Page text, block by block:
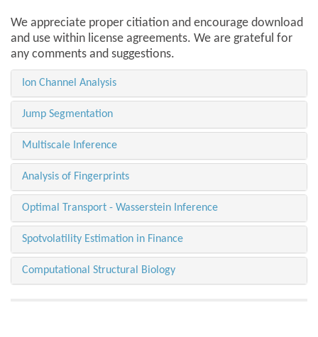
We appreciate proper citiation and encourage download
and use within license agreements. We are grateful for
any comments and suggestions.
Ion Channel Analysis
Jump Segmentation
Multiscale Inference
Analysis of Fingerprints
Optimal Transport - Wasserstein Inference
Spotvolatility Estimation in Finance
Computational Structural Biology